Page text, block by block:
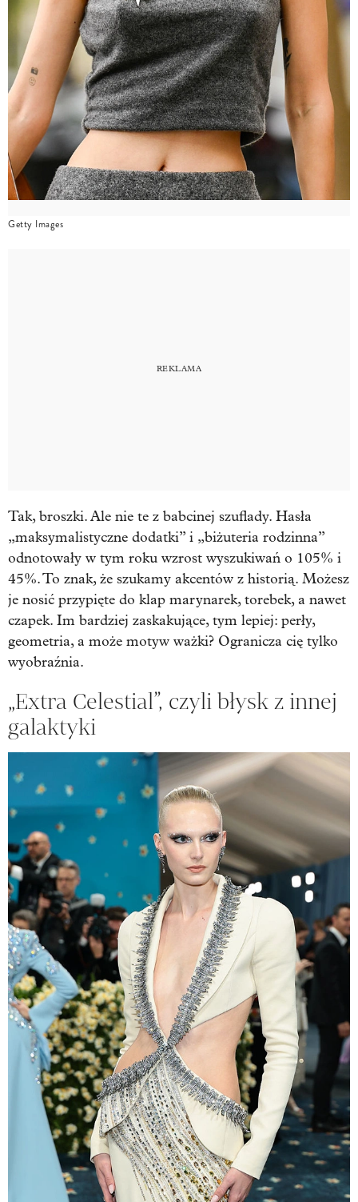
Getty Images
Tak, broszki. Ale nie te z babcinej szuflady. Hasła
„maksymalistyczne dodatki” i „biżuteria rodzinna”
odnotowały w tym roku wzrost wyszukiwań o 105% i
45%. To znak, że szukamy akcentów z historią. Możesz
je nosić przypięte do klap marynarek, torebek, a nawet
czapek. Im bardziej zaskakujące, tym lepiej: perły,
geometria, a może motyw ważki? Ogranicza cię tylko
wyobraźnia.
„Extra Celestial”, czyli błysk z innej
galaktyki